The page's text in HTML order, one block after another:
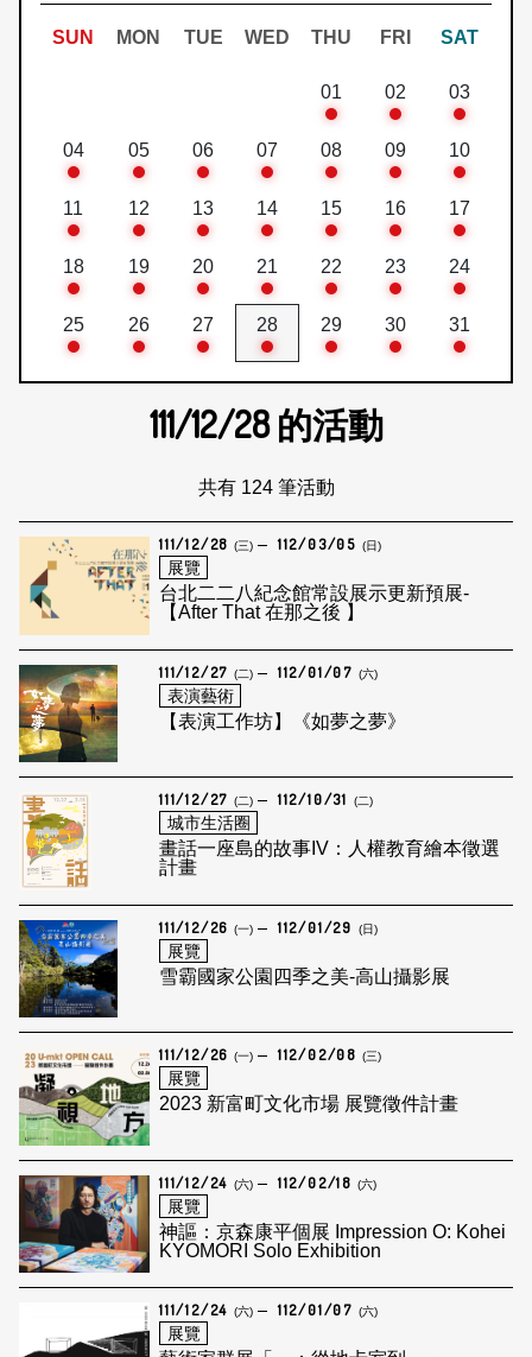
SUN MON TUE WED THU FRI SAT
01 02 03
04 05 06 07 08 09 10
11 12 13 14 15 16 17
18 19 20 21 22 23 24
25 26 27 28 29 30 31
111/12/28的活動
共有 124 筆活動
111/12/28 (三) 112/03/05 (日)
展覽
台北二二八紀念館常設展示更新預展-
【After That 在那之後 】
111/12/27 (二) 112/01/07 (六)
表演藝術
【表演工作坊】《如夢之夢》
111/12/27 (二) 112/10/31 (二)
城市生活圈
畫話一座島的故事IV：人權教育繪本徵選
計畫
111/12/26 (一) 112/01/29 (日)
展覽
雪霸國家公園四季之美-高山攝影展
111/12/26 (一) 112/02/08 (三)
展覽
2023 新富町文化市場 展覽徵件計畫
111/12/24 (六) 112/02/18 (六)
展覽
神謳：京森康平個展 Impression O: Kohei
KYOMORI Solo Exhibition
111/12/24 (六) 112/01/07 (六)
展覽